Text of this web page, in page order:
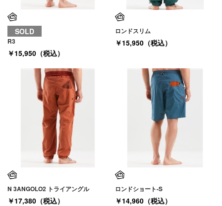
SOLD
R3
￥15,950（税込）
ロンドスリム
￥15,950（税込）
N 3ANGOLO2 トライアングル
￥17,380（税込）
ロンドショート-S
￥14,960（税込）